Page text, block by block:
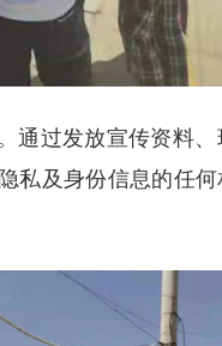
通过发放宣传资料
私及身份信息的任